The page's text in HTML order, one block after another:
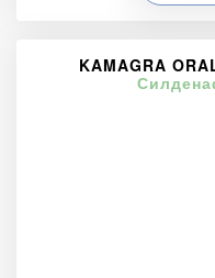
KAMAGRA